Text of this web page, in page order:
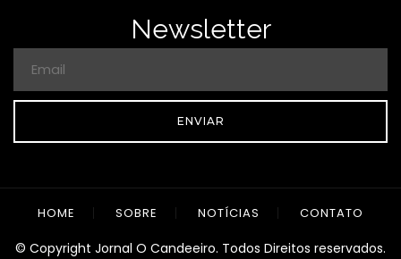
Newsletter
ENVIAR
HOME SOBRE NOTÍCIAS CONTATO
© Copyright Jornal O Candeeiro. Todos Direitos reservados.